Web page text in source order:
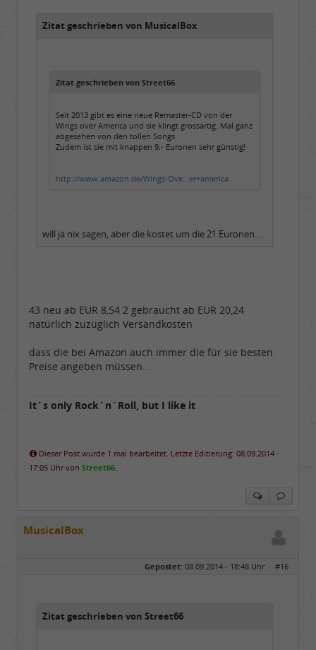
Zitat geschrieben von MusicalBox
Zitat geschrieben von Street66
Seit 2013 gibt es eine neue Remaster-CD von der
Wings over America und sie klingt grossartig. Mal ganz
abgesehen von den tollen Songs.
Zudem ist sie mit knappen 9,- Euronen sehr günstig!
http://www.amazon.de/Wings-Ove…er+america
will ja nix sagen, aber die kostet um die 21 Euronen....
43 neu ab EUR 8,54 2 gebraucht ab EUR 20,24
natürlich zuzüglich Versandkosten
dass die bei Amazon auch immer die für sie besten
Preise angeben müssen...
It´s only Rock´n´Roll, but I like it
Dieser Post wurde 1 mal bearbeitet. Letzte Editierung: 08.09.2014 -
17:05 Uhr von Street66
MusicalBox
Gepostet: 08.09.2014 - 18:48 Uhr · #16
Zitat geschrieben von Street66